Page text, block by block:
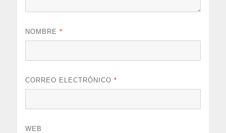
NOMBRE*
CORREO ELECTRÓNICO*
WEB